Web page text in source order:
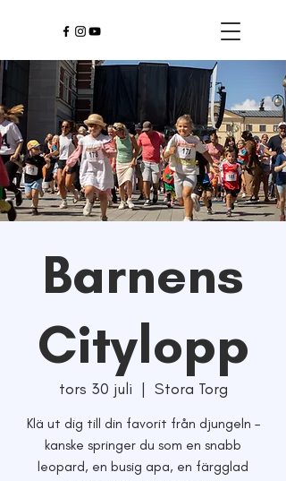
Barnens
Citylopp
tors 30 juli
  |
Stora Torg
Klä ut dig till din favorit från djungeln –
kanske springer du som en snabb
leopard, en busig apa, en färgglad